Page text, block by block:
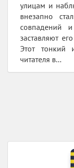
улицам и
внезапно
совпадений
заставляют
Этот тонкий
читателя в...